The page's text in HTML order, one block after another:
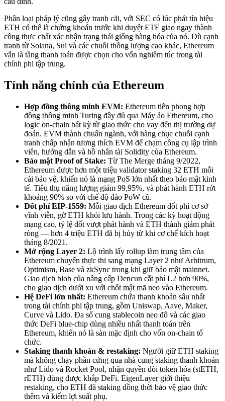
Phân loại pháp lý cũng gây tranh cãi, với SEC có lúc phát tín hiệu
ETH có thể là chứng khoán trước khi duyệt ETF giao ngay thành
công thực chất xác nhận trạng thái giống hàng hóa của nó. Dù cạnh
tranh từ Solana, Sui và các chuỗi thông lượng cao khác, Ethereum
vẫn là tầng thanh toán được chọn cho vốn nghiêm túc trong tài
chính phi tập trung.
Tính năng chính của Ethereum
Hợp đồng thông minh EVM: Ethereum tiên phong hợp
đồng thông minh Turing đầy đủ qua Máy ảo Ethereum, cho
logic on-chain bất kỳ từ giao thức cho vay đến thị trường dự
đoán. EVM thành chuẩn ngành, với hàng chục chuỗi cạnh
tranh chấp nhận tương thích EVM để chạm công cụ lập trình
viên, hướng dẫn và hồ nhân tài Solidity của Ethereum.
Bảo mật Proof of Stake: Từ The Merge tháng 9/2022,
Ethereum được hơn một triệu validator staking 32 ETH mỗi
cái bảo vệ, khiến nó là mạng PoS lớn nhất theo bảo mật kinh
tế. Tiêu thụ năng lượng giảm 99,95%, và phát hành ETH rớt
khoảng 90% so với chế độ đào PoW cũ.
Đốt phí EIP-1559: Mỗi giao dịch Ethereum đốt phí cơ sở
vĩnh viễn, gỡ ETH khỏi lưu hành. Trong các kỳ hoạt động
mạng cao, tỷ lệ đốt vượt phát hành và ETH thành giảm phát
ròng — hơn 4 triệu ETH đã bị hủy từ khi cơ chế kích hoạt
tháng 8/2021.
Mở rộng Layer 2: Lộ trình lấy rollup làm trung tâm của
Ethereum chuyển thực thi sang mạng Layer 2 như Arbitrum,
Optimism, Base và zkSync trong khi giữ bảo mật mainnet.
Giao dịch blob của nâng cấp Dencun cắt phí L2 hơn 90%,
cho giao dịch dưới xu với chốt mật mã neo vào Ethereum.
Hệ DeFi lớn nhất: Ethereum chứa thanh khoản sâu nhất
trong tài chính phi tập trung, gồm Uniswap, Aave, Maker,
Curve và Lido. Đa số cung stablecoin neo đô và các giao
thức DeFi blue-chip dùng nhiều nhất thanh toán trên
Ethereum, khiến nó là sàn mặc định cho vốn on-chain tổ
chức.
Staking thanh khoản & restaking: Người giữ ETH staking
mà không chạy phần cứng qua nhà cung staking thanh khoản
như Lido và Rocket Pool, nhận quyền đòi token hóa (stETH,
rETH) dùng được khắp DeFi. EigenLayer giới thiệu
restaking, cho ETH đã staking đồng thời bảo vệ giao thức
thêm và kiếm lợi suất phụ.